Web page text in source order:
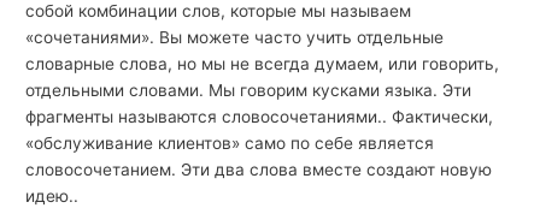
собой комбинации слов, которые мы называем
«сочетаниями». Вы можете часто учить отдельные
словарные слова, но мы не всегда думаем, или говорить,
отдельными словами. Мы говорим кусками языка. Эти
фрагменты называются словосочетаниями.. Фактически,
«обслуживание клиентов» само по себе является
словосочетанием. Эти два слова вместе создают новую
идею..